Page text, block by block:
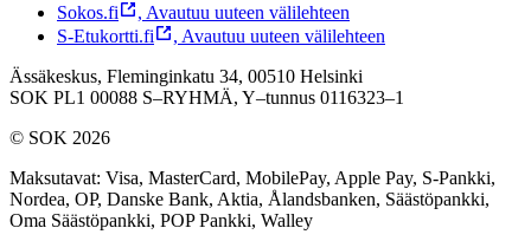
Sokos.fi
, Avautuu uuteen välilehteen
S-Etukortti.fi
, Avautuu uuteen välilehteen
Ässäkeskus, Fleminginkatu 34, 00510 Helsinki
SOK PL1 00088 S–RYHMÄ, Y–tunnus 0116323–1
© SOK 2026
Maksutavat: Visa, MasterCard, MobilePay, Apple Pay, S-Pankki,
Nordea, OP, Danske Bank, Aktia, Ålandsbanken, Säästöpankki,
Oma Säästöpankki, POP Pankki, Walley